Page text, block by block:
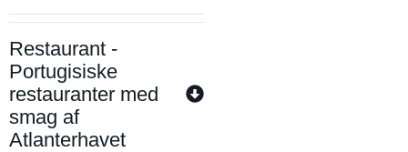
Restaurant -
Portugisiske
restauranter med
smag af
Atlanterhavet